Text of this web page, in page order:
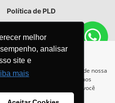
melhor
analisar
site e
mais
Política de PLD
o outro
a navegação, fazemos uso de nossa
dados pessoais respeitamos
com a navegação e visita você